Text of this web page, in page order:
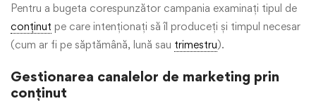
Pentru a bugeta corespunzător campania examinați tipul de
conținut pe care intenționați să îl produceți și timpul necesar
(cum ar fi pe săptămână, lună sau trimestru).
Gestionarea canalelor de marketing prin
conținut